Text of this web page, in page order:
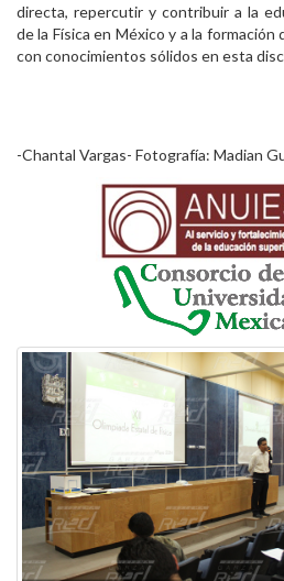
directa, repercutir y contribuir a la
de la Física en México y a la formación
con conocimientos sólidos en esta
-Chantal Vargas- Fotografía: Madian